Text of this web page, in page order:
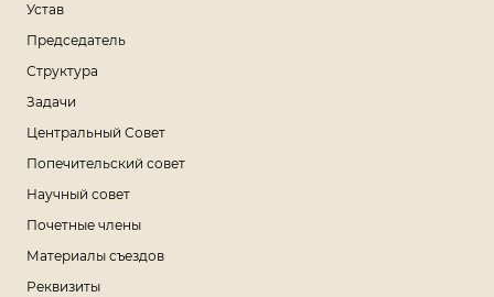
Устав
Председатель
Структура
Задачи
Центральный Совет
Попечительский совет
Научный совет
Почетные члены
Материалы съездов
Реквизиты